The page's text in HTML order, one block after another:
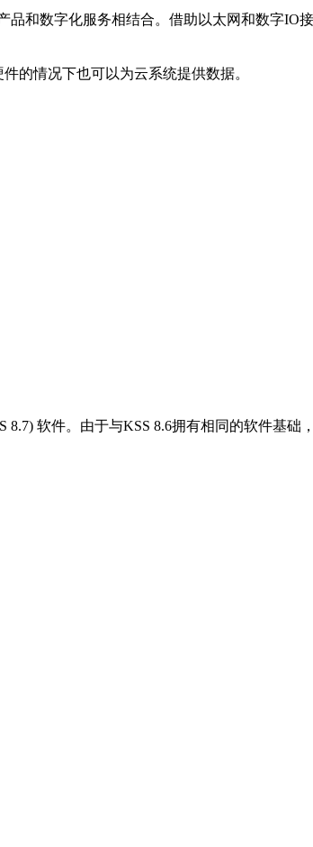
品和数字化服务相结合。借助以太网和数字
的情况下也可以为云系统提供数据。
软件。由于与KSS 8.6拥有相同的软件基础